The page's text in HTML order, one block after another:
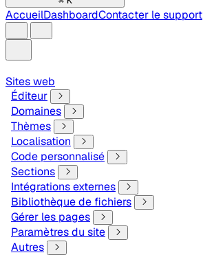
AccueilDashboardContacter le support
Sites web
Éditeur
Domaines
Thèmes
Localisation
Code personnalisé
Sections
Intégrations externes
Bibliothèque de fichiers
Gérer les pages
Paramètres du site
Autres